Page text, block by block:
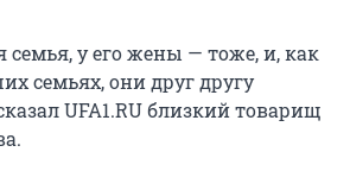
семья, у его жены — тоже, и, как
семьях, они друг другу
UFA1.RU близкий товарищ